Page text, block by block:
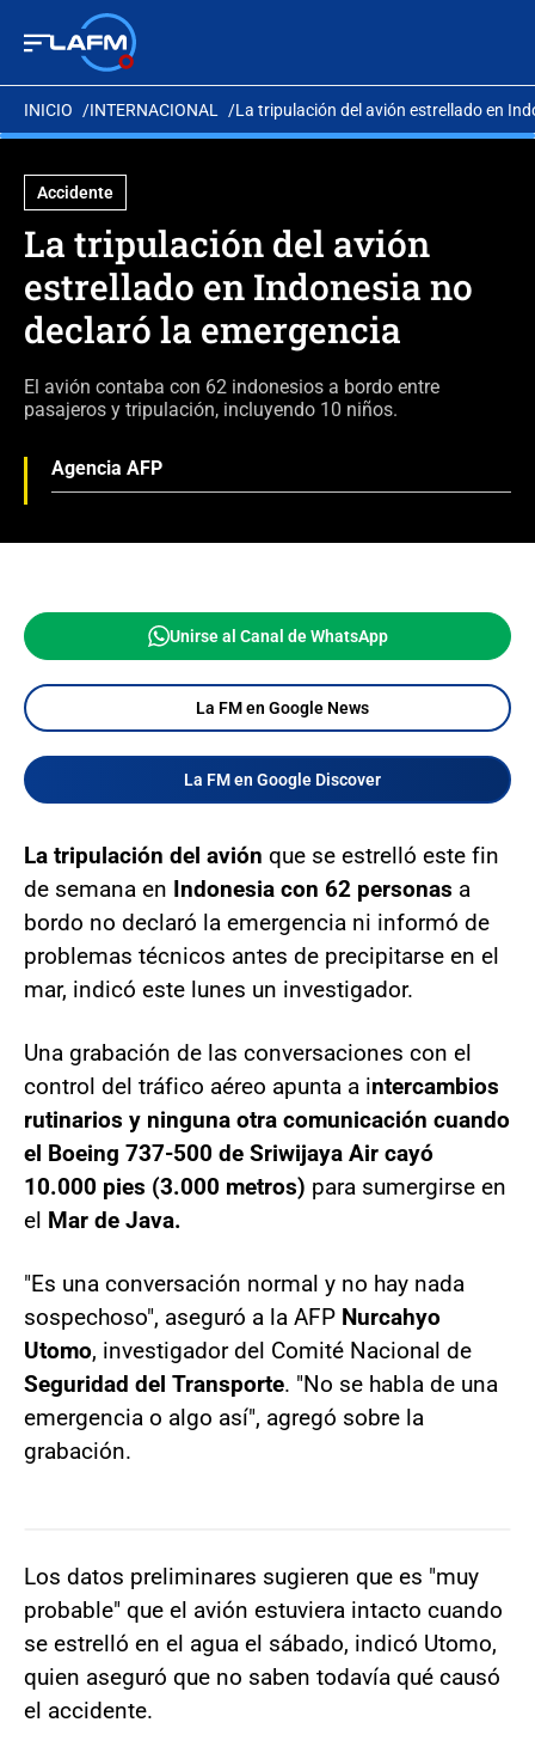
INICIO INTERNACIONAL La tripulación del avión estrellado en
Accidente
La tripulación del avión
estrellado en Indonesia no
declaró la emergencia
El avión contaba con 62 indonesios a bordo entre
pasajeros y tripulación, incluyendo 10 niños.
Agencia AFP
Unirse al Canal de WhatsApp
La FM en Google News
La FM en Google Discover
La tripulación del avión que se estrelló este fin
de semana en Indonesia con 62 personas a
bordo no declaró la emergencia ni informó de
problemas técnicos antes de precipitarse en el
mar, indicó este lunes un investigador.
Una grabación de las conversaciones con el
control del tráfico aéreo apunta a intercambios
rutinarios y ninguna otra comunicación cuando
el Boeing 737-500 de Sriwijaya Air cayó
10.000 pies (3.000 metros) para sumergirse en
el Mar de Java.
"Es una conversación normal y no hay nada
sospechoso", aseguró a la AFP Nurcahyo
Utomo, investigador del Comité Nacional de
Seguridad del Transporte. "No se habla de una
emergencia o algo así", agregó sobre la
grabación.
Los datos preliminares sugieren que es "muy
probable" que el avión estuviera intacto cuando
se estrelló en el agua el sábado, indicó Utomo,
quien aseguró que no saben todavía qué causó
el accidente.